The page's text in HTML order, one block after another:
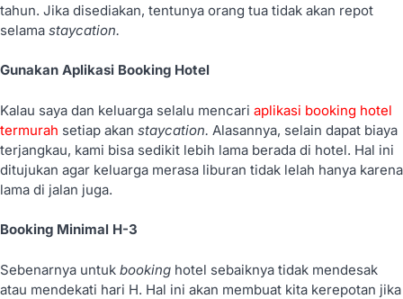
tahun. Jika disediakan, tentunya orang tua tidak akan repot
selama staycation.
Gunakan Aplikasi Booking Hotel
Kalau saya dan keluarga selalu mencari aplikasi booking hotel
termurah setiap akan staycation. Alasannya, selain dapat biaya
terjangkau, kami bisa sedikit lebih lama berada di hotel. Hal ini
ditujukan agar keluarga merasa liburan tidak lelah hanya karena
lama di jalan juga.
Booking Minimal H-3
Sebenarnya untuk booking hotel sebaiknya tidak mendesak
atau mendekati hari H. Hal ini akan membuat kita kerepotan jika